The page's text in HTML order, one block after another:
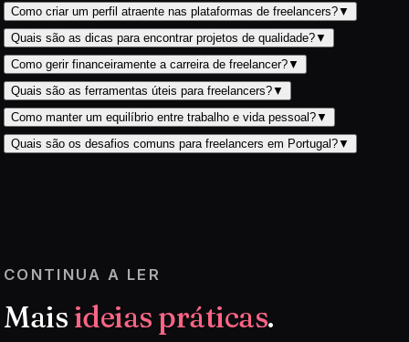
Como criar um perfil atraente nas plataformas de freelancers?▼
Quais são as dicas para encontrar projetos de qualidade?▼
Como gerir financeiramente a carreira de freelancer?▼
Quais são as ferramentas úteis para freelancers?▼
Como manter um equilíbrio entre trabalho e vida pessoal?▼
Quais são os desafios comuns para freelancers em Portugal?▼
CONTINUA A LER
Mais ideias práticas.